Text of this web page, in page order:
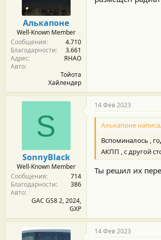
Алькапоне
Well-Known Member
Сообщения
4.710
Благодарности
3.661
Адрес
ЯНАО
Авто
Тойота
Хайлендер
S
SonnyBlack
Well-Known Member
Сообщения
714
Благодарности
386
Авто
GAC GS8 2, 2024,
GXP
14 Фев 2023
Алькапоне
Вспоминалось ,
АКПП , с другой
Ты решил их
14 Фев 2023